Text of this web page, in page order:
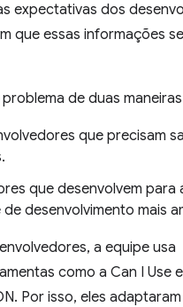
expectativas dos
que essas informações
de duas
que precisam
que desenvolvem para
desenvolvimento mais
a equipe usa
como a Can I Use
Por isso, eles adaptaram